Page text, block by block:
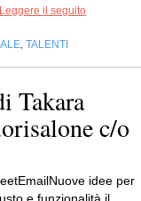
Leggere il seguito
TALENTI
Takara
c/o
idee per